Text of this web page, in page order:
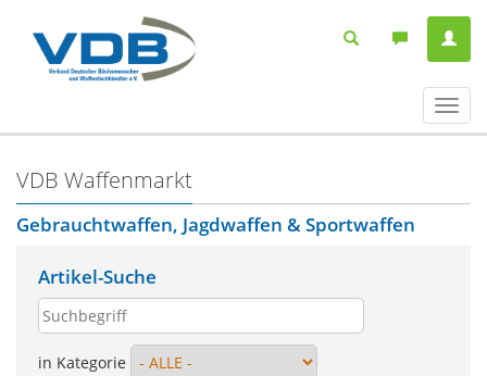
ein-/
VDB Waffenmarkt
Gebrauchtwaffen, Jagdwaffen & Sportwaffen
Artikel-Suche
in Kategorie